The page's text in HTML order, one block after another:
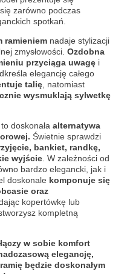
zarówno podczas
spotkań.
ramieniem nadaje stylizacji
zmysłowości. Ozdobna
przyciąga uwagę i
elegancję całego
talię , natomiast
wysmuklają sylwetkę
doskonała alternatywa
Świetnie sprawdzi
bankiet, randkę,
wyjście . W zależności od
bardzo elegancki, jak i
doskonale komponuje się
oraz
kopertówkę lub
kompletną
w sobie komfort
elegancję,
będzie doskonałym